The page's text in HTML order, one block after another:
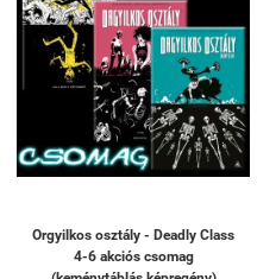
Orgyilkos osztály - Deadly Class
4-6 akciós csomag